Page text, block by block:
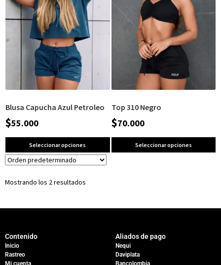
Blusa Capucha Azul Petroleo
$55.000
Seleccionar opciones
Top 310 Negro
$70.000
Seleccionar opciones
Mostrando los 2 resultados
Contenido
Inicio
Rastreo
Mi cuenta
Aliados de pago
Nequi
Daviplata
Bancolombia